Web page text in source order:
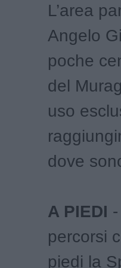
L’area
Angelo
poche
del
uso
dove
A PIEDI
percorsi
piedi la